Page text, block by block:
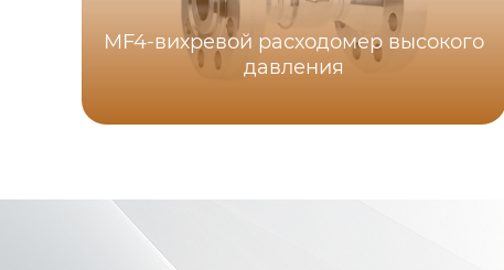
MF4-вихревой расходомер высокого
давления